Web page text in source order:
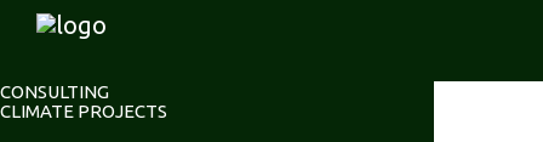
CONSULTING
CLIMATE PROJECTS